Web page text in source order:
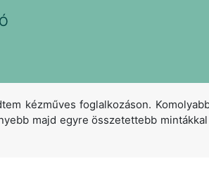
kézműves foglalkozáson.
majd egyre összetettebb